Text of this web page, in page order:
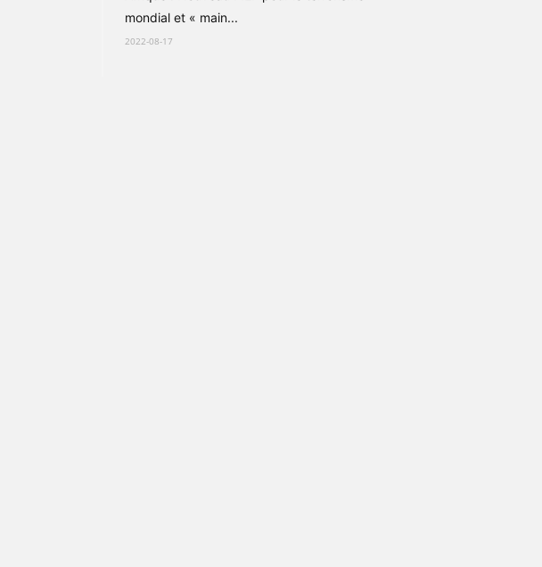
mondial et « main...
2022-08-17